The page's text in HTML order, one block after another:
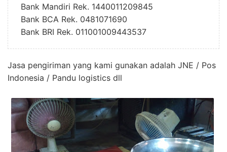
Bank Mandiri Rek. 1440011209845
Bank BCA Rek. 0481071690
Bank BRI Rek. 011001009443537
Jasa pengiriman yang kami gunakan adalah JNE / Pos
Indonesia / Pandu logistics dll